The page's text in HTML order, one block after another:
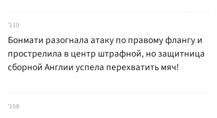
'110
Бонмати разогнала атаку по правому флангу и
прострелила в центр штрафной, но защитница
сборной Англии успела перехватить мяч!
'108